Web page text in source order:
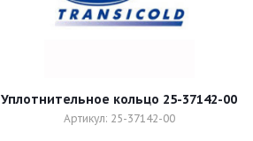
Уплотнительное кольцо 25-37142-00
Артикул: 25-37142-00